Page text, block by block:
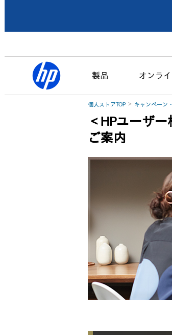
製品 オンラ
個人ストアTOP キャンペーン
＜HPユーザ
ご案内